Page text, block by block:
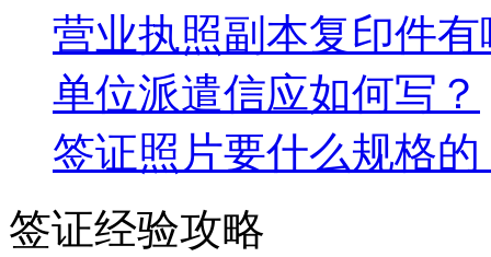
营业执照副本复印件
单位派遣信应如何写？
签证照片要什么规格的
签证经验攻略